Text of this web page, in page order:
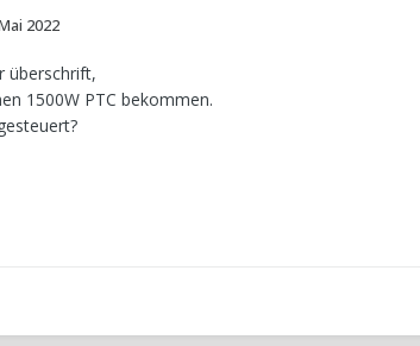
2022
überschrift,
1500W PTC bekommen.